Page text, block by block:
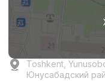
Toshkent,
Юнусабадский